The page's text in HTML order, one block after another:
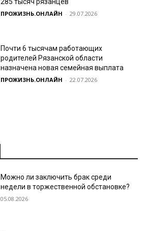
ПРОЖИЗНЬ.ОНЛАЙН - 29.07.2026
Почти 6 тысячам работающих
родителей Рязанской области
назначена новая семейная выплата
ПРОЖИЗНЬ.ОНЛАЙН - 22.07.2026
Можно ли заключить брак среди
недели в торжественной обстановке?
05.08.2026